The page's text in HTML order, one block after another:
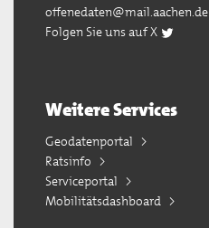
offenedaten@mail.aachen.de
Folgen Sie uns auf X
Weitere Services
Geodatenportal
Ratsinfo
Serviceportal
Mobilitätsdashboard